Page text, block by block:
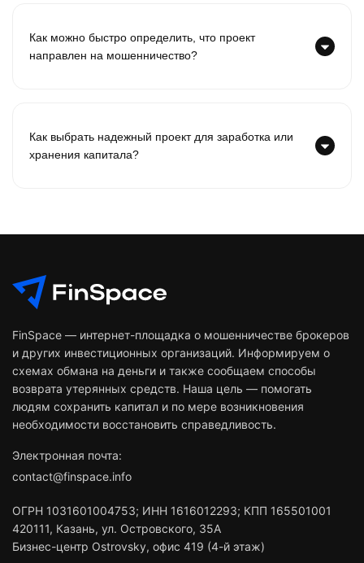
Как можно быстро определить, что проект
направлен на мошенничество?
Как выбрать надежный проект для заработка или
хранения капитала?
FinSpace — интернет-площадка о мошенничестве брокеров
и других инвестиционных организаций. Информируем о
схемах обмана на деньги и также сообщаем способы
возврата утерянных средств. Наша цель — помогать
людям сохранить капитал и по мере возникновения
необходимости восстановить справедливость.
Электронная почта:
contact@finspace.info
ОГРН 1031601004753; ИНН 1616012293; КПП 165501001
420111, Казань, ул. Островского, 35А
Бизнес-центр Ostrovsky, офис 419 (4-й этаж)